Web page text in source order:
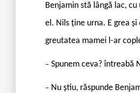
Benjamin stă lângă lac,
el. Nils ține urna. E grea
greutatea mamei l-ar
– Spunem ceva? întreabă
– Nu știu, răspunde